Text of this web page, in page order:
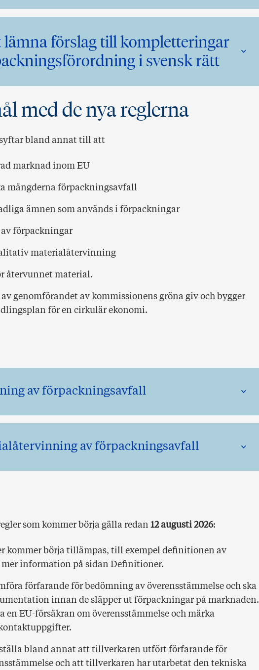
lämna förslag till kompletteringar
i svensk rätt
med de nya reglerna
bland annat till att
marknad inom EU
mängderna förpackningsavfall
ämnen som används i förpackningar
förpackningar
materialåtervinning
återvunnet material.
genomförandet av kommissionens gröna giv och bygger
för en cirkulär ekonomi.
av förpackningsavfall
av förpackningsavfall
som kommer börja gälla redan 12 augusti 2026:
kommer börja tillämpas, till exempel definitionen av
information på sidan Definitioner.
förfarande för bedömning av överensstämmelse och ska
innan de släpper ut förpackningar på marknaden.
en EU-försäkran om överensstämmelse och märka
bland annat att tillverkaren utfört förfarande för
och att tillverkaren har utarbetat den tekniska